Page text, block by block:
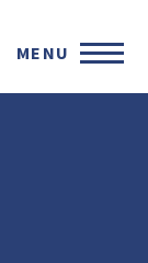
MENU